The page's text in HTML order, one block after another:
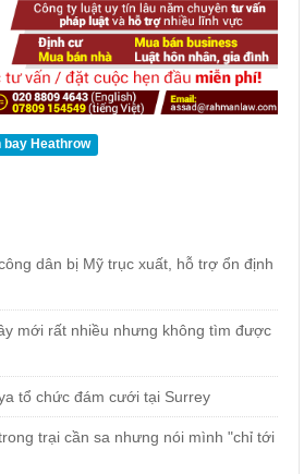
bay Heathrow
dân bị Mỹ trục xuất, hỗ trợ ổn định
mới rất nhiều nhưng không tìm được
tổ chức đám cưới tại Surrey
trại cần sa nhưng nói mình "chỉ tới